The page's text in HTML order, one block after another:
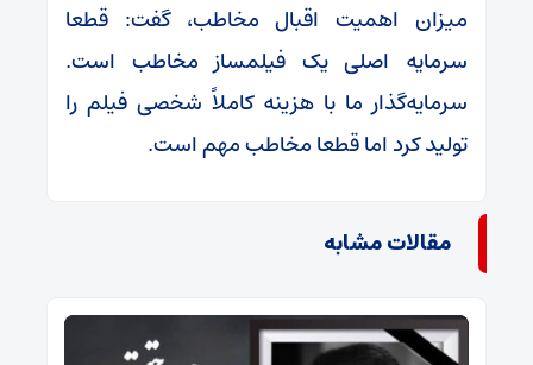
میزان اهمیت اقبال مخاطب، گفت: قطعا
سرمایه اصلی یک فیلمساز مخاطب است.
سرمایه‌گذار ما با هزینه کاملاً شخصی فیلم را
تولید کرد اما قطعا مخاطب مهم است.
مقالات مشابه